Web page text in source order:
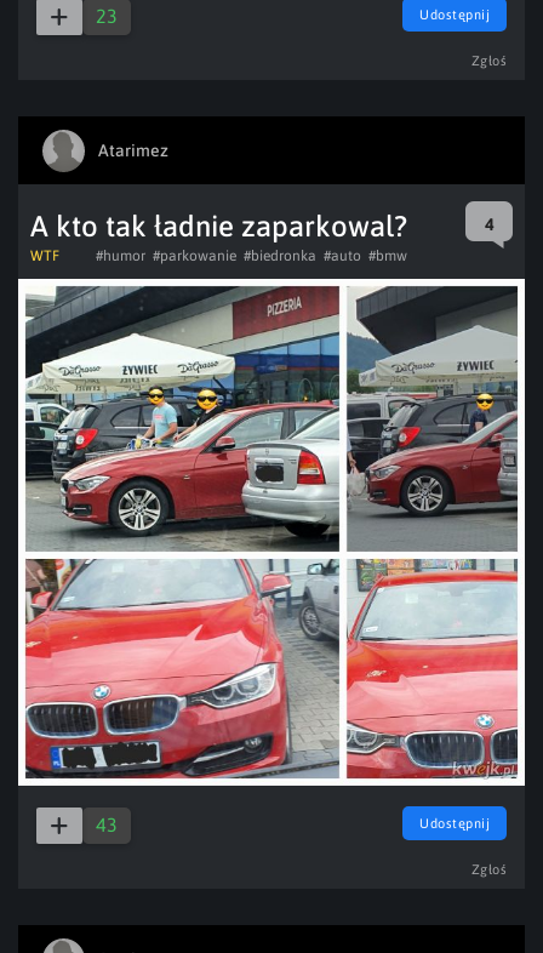
23 Udostępnij
Zgłoś
Atarimez
A kto tak ładnie zaparkowal? 4
WTF #humor #parkowanie #biedronka #auto #bmw
43 Udostępnij
Zgłoś